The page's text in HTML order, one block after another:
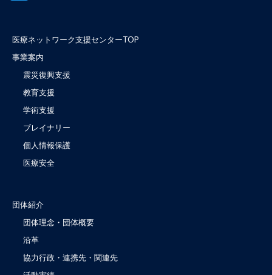
医療ネットワーク支援センターTOP
事業案内
震災復興支援
教育支援
学術支援
ブレイナリー
個人情報保護
医療安全
団体紹介
団体理念・団体概要
沿革
協力行政・連携先・関連先